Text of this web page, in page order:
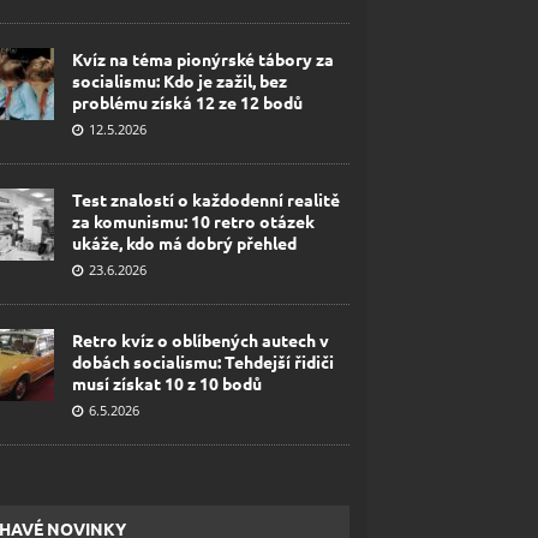
Kvíz na téma pionýrské tábory za
socialismu: Kdo je zažil, bez
problému získá 12 ze 12 bodů
12.5.2026
Test znalostí o každodenní realitě
za komunismu: 10 retro otázek
ukáže, kdo má dobrý přehled
23.6.2026
Retro kvíz o oblíbených autech v
dobách socialismu: Tehdejší řidiči
musí získat 10 z 10 bodů
6.5.2026
NOVINKY